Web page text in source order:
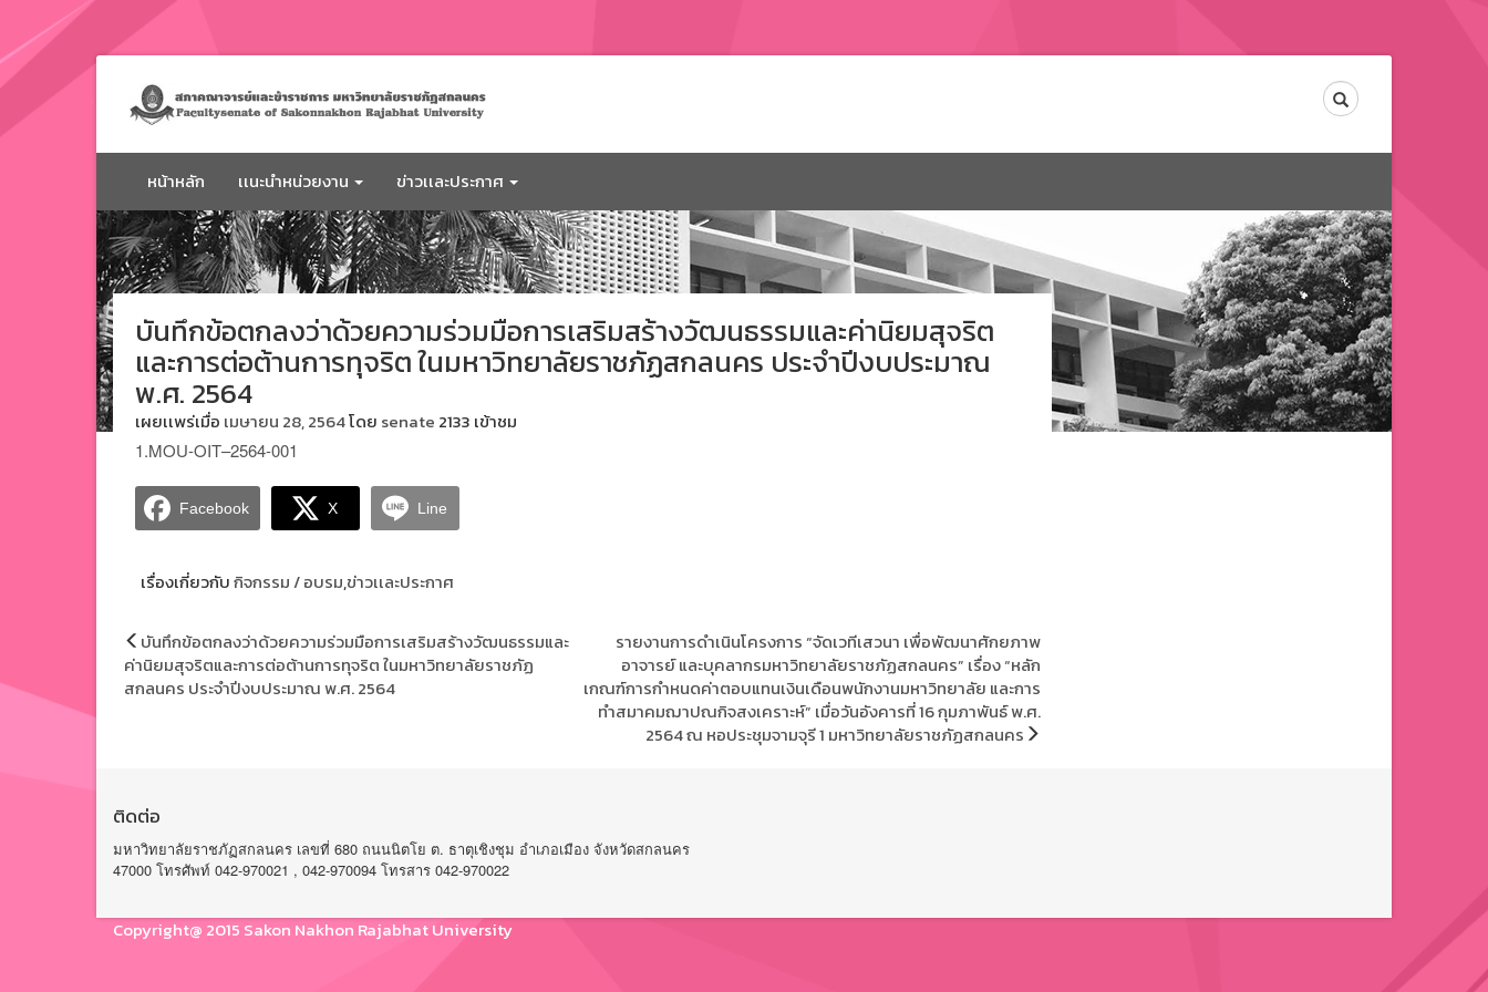
Search
หน้าหลัก เเนะนำหน่วยงาน ข่าวเเละประกาศ
บันทึกข้อตกลงว่าด้วยความร่วมมือการเสริมสร้างวัฒนธรรมและค่านิยมสุจริต
และการต่อต้านการทุจริต ในมหาวิทยาลัยราชภัฏสกลนคร ประจำปีงบประมาณ
พ.ศ. 2564
เผยเเพร่เมื่อ เมษายน 28, 2564โดย senate 2133 เข้าชม
1.MOU-OIT–2564-001
Facebook X Line
เรื่องเกี่ยวกับกิจกรรม / อบรม,ข่าวเเละประกาศ
แนะแนว
เรื่อง
บันทึกข้อตกลงว่าด้วยความร่วมมือการเสริมสร้างวัฒนธรรมและ
ค่านิยมสุจริตและการต่อต้านการทุจริต ในมหาวิทยาลัยราชภัฏ
สกลนคร ประจำปีงบประมาณ พ.ศ. 2564
รายงานการดำเนินโครงการ “จัดเวทีเสวนา เพื่อพัฒนาศักยภาพ
อาจารย์ และบุคลากรมหาวิทยาลัยราชภัฏสกลนคร” เรื่อง “หลัก
เกณฑ์การกำหนดค่าตอบแทนเงินเดือนพนักงานมหาวิทยาลัย และการ
ทำสมาคมฌาปณกิจสงเคราะห์” เมื่อวันอังคารที่ 16 กุมภาพันธ์ พ.ศ.
2564 ณ หอประชุมจามจุรี 1 มหาวิทยาลัยราชภัฏสกลนคร
ติดต่อ
มหาวิทยาลัยราชภัฏสกลนคร เลขที่ 680 ถนนนิตโย ต. ธาตุเชิงชุม อำเภอเมือง จังหวัดสกลนคร
47000 โทรศัพท์ 042-970021 , 042-970094 โทรสาร 042-970022
Copyright@ 2015 Sakon Nakhon Rajabhat University